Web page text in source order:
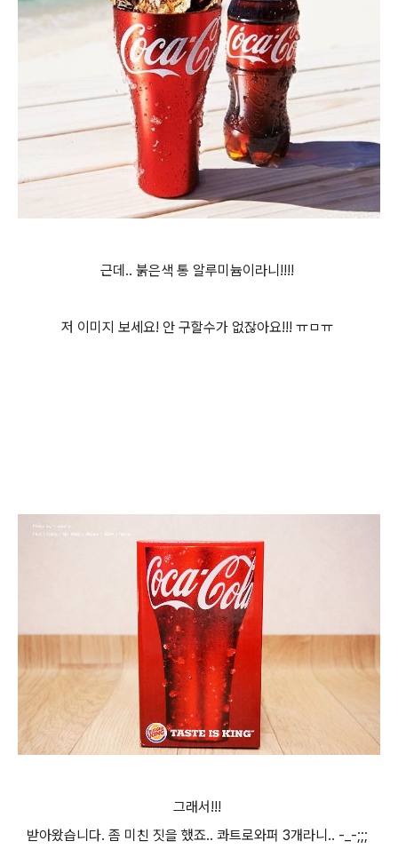
근데.. 붉은색 통 알루미늄이라니!!!!
저 이미지 보세요! 안 구할수가 없잖아요!!! ㅠㅁㅠ
그래서!!!
받아왔습니다. 좀 미친 짓을 했죠.. 콰트로와퍼 3개라니.. -_-;;;